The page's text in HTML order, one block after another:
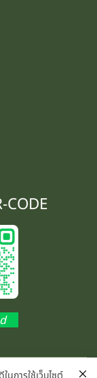
CODE
การใช้เว็บไซต์